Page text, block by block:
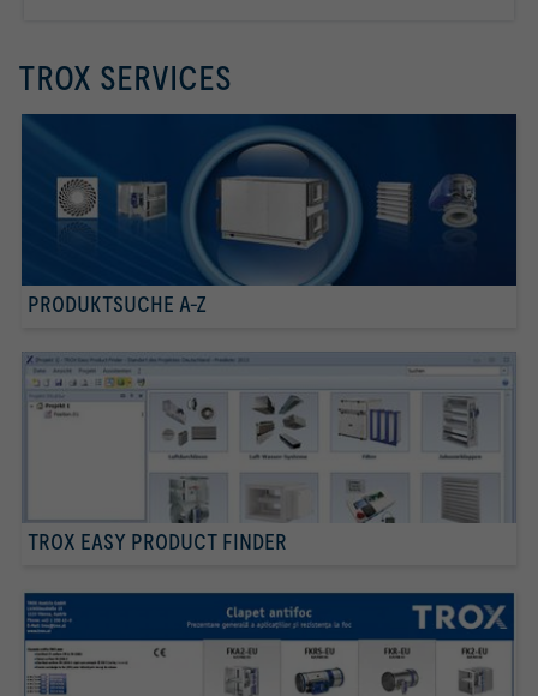
TROX SERVICES
PRODUKTSUCHE A-Z
TROX EASY PRODUCT FINDER